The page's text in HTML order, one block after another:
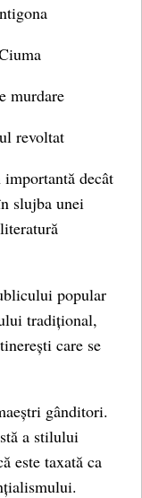
murdare
revoltat
decât
slujba unei
popular
tradițional,
care se
gânditori.
a stilului
este taxată ca